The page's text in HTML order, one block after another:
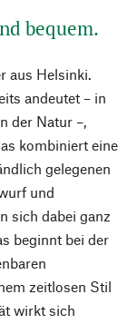
bequem.
aus Helsinki.
andeutet – in
der Natur –,
kombiniert eine
gelegenen
und
sich dabei ganz
beginnt bei der
zeitlosen Stil
wirkt sich